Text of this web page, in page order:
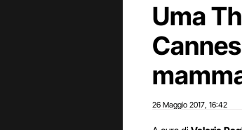
Uma
26 Maggio 2017 16:42